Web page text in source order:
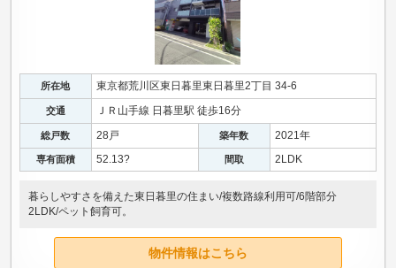
所在地 東京都荒川区東日暮里東日暮里2丁目 34-6
交通 ＪＲ山手線 日暮里駅 徒歩16分
総戸数 28戸 築年数 2021年
専有面積 52.13? 間取 2LDK
暮らしやすさを備えた東日暮里の住まい/複数路線利用可/6階部分
2LDK/ペット飼育可。
物件情報はこちら